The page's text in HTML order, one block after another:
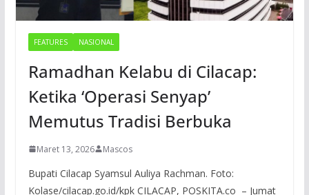
FEATURES NASIONAL
Ramadhan Kelabu di Cilacap:
Ketika ‘Operasi Senyap’
Memutus Tradisi Berbuka
Maret 13, 2026 Mascos
Bupati Cilacap Syamsul Auliya Rachman. Foto:
Kolase/cilacap.go.id/kpk CILACAP, POSKITA.co – Jumat